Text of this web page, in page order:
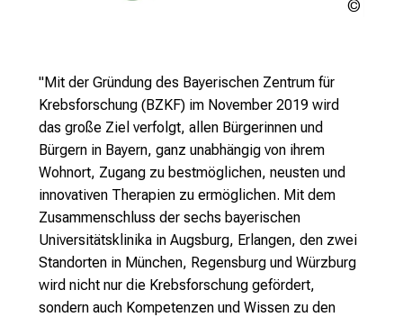
"Mit der Gründung des Bayerischen Zentrum für
Krebsforschung (BZKF) im November 2019 wird
das große Ziel verfolgt, allen Bürgerinnen und
Bürgern in Bayern, ganz unabhängig von ihrem
Wohnort, Zugang zu bestmöglichen, neusten und
innovativen Therapien zu ermöglichen. Mit dem
Zusammenschluss der sechs bayerischen
Universitätsklinika in Augsburg, Erlangen, den zwei
Standorten in München, Regensburg und Würzburg
wird nicht nur die Krebsforschung gefördert,
sondern auch Kompetenzen und Wissen zu den